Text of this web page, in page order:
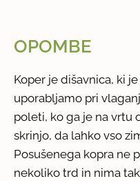
OPOMBE
Koper je dišavnica, ki
uporabljamo pri
poleti, ko ga je na vrtu
skrinjo, da lahko vso
Posušenega kopra ne
nekoliko trd in nima